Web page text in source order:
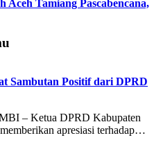
Tamiang Pascabencana,
Sambutan Positif dari DPRD
– Ketua DPRD Kabupaten
apresiasi terhadap…